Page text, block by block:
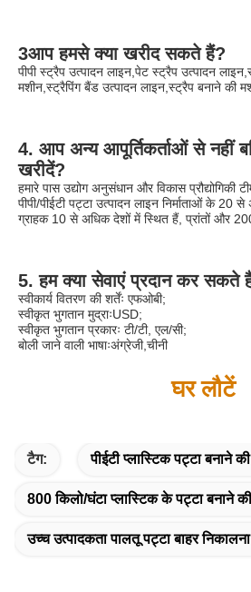
3आप हमसे क्या खरीद सकते हैं?
पीपी स्ट्रैप उत्पादन लाइन,पेट स्ट्रैप उत्पादन
मशीन,स्ट्रैपिंग बैंड उत्पादन लाइन,स्ट्रैप बनाने की
4. आप अन्य आपूर्तिकर्ताओं से नहीं
खरीदें?
हमारे पास उद्योग अनुसंधान और विकास प्रौद्योगिकी
पीपी/पीईटी पट्टा उत्पादन लाइन निर्माताओं के 20
ग्राहक 10 से अधिक देशों में स्थित हैं, प्रांतों और
5. हम क्या सेवाएं प्रदान कर सकते
स्वीकार्य वितरण की शर्तेंः एफओबी;
स्वीकृत भुगतान मुद्राःUSD;
स्वीकृत भुगतान प्रकारः टी/टी, एल/सी;
बोली जाने वाली भाषाःअंग्रेजी,चीनी
घर लौटें
टैग: पीईटी प्लास्टिक पट्टा बनाने
800 किलो/घंटा प्लास्टिक के पट्टा बनाने
उच्च उत्पादकता पालतू पट्टा बाहर